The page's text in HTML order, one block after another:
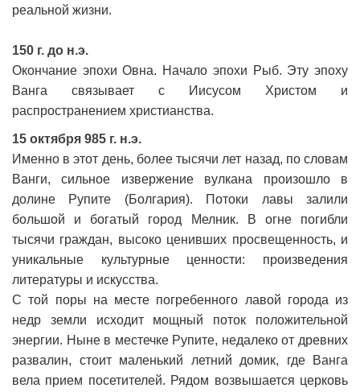
реальной жизни.
150 г. до н.э.
Окончание эпохи Овна. Начало эпохи Рыб. Эту эпоху
Ванга связывает с Иисусом Христом и
распространением христианства.
15 октября 985 г. н.э.
Именно в этот день, более тысячи лет назад, по словам
Ванги, сильное извержение вулкана произошло в
долине Рупите (Болгария). Потоки лавы залили
большой и богатый город Мелник. В огне погибли
тысячи граждан, высоко ценивших просвещенность, и
уникальные культурные ценности: произведения
литературы и искусства.
С той поры на месте погребенного лавой города из
недр земли исходит мощный поток положительной
энергии. Ныне в местечке Рупите, недалеко от древних
развалин, стоит маленький летний домик, где Ванга
вела прием посетителей. Рядом возвышается церковь